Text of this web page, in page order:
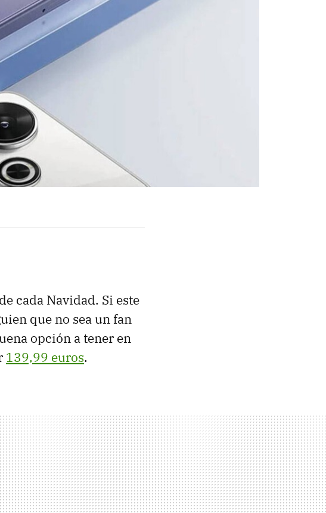
cada Navidad. Si este
que no sea un fan
opción a tener en
139,99 euros.